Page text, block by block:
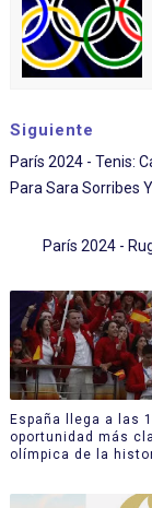
Siguiente
París 2024 - Tenis:
Para Sara Sorribes
París 2024 -
España llega a las
oportunidad más
olímpica de la